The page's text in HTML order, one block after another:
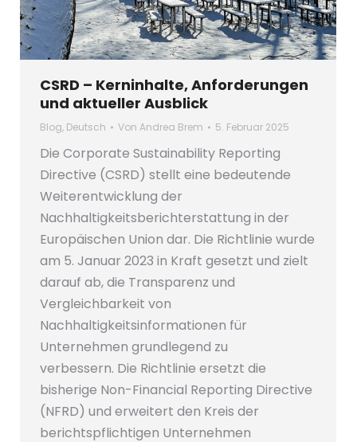
CSRD – Kerninhalte, Anforderungen
und aktueller Ausblick
Blog, Deutsch Von Andrea Brem 5. Februar 2025
Die Corporate Sustainability Reporting
Directive (CSRD) stellt eine bedeutende
Weiterentwicklung der
Nachhaltigkeitsberichterstattung in der
Europäischen Union dar. Die Richtlinie wurde
am 5. Januar 2023 in Kraft gesetzt und zielt
darauf ab, die Transparenz und
Vergleichbarkeit von
Nachhaltigkeitsinformationen für
Unternehmen grundlegend zu
verbessern. Die Richtlinie ersetzt die
bisherige Non-Financial Reporting Directive
(NFRD) und erweitert den Kreis der
berichtspflichtigen Unternehmen